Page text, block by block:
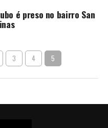
é preso no bairro San
3 4 5